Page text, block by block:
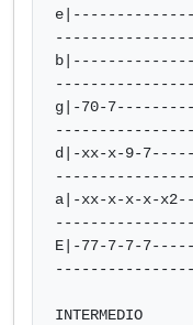
g|-70-
d|-xx-x-9-
a|-xx-x-x-x-
E|-77-7-7-
INTERMEDIO